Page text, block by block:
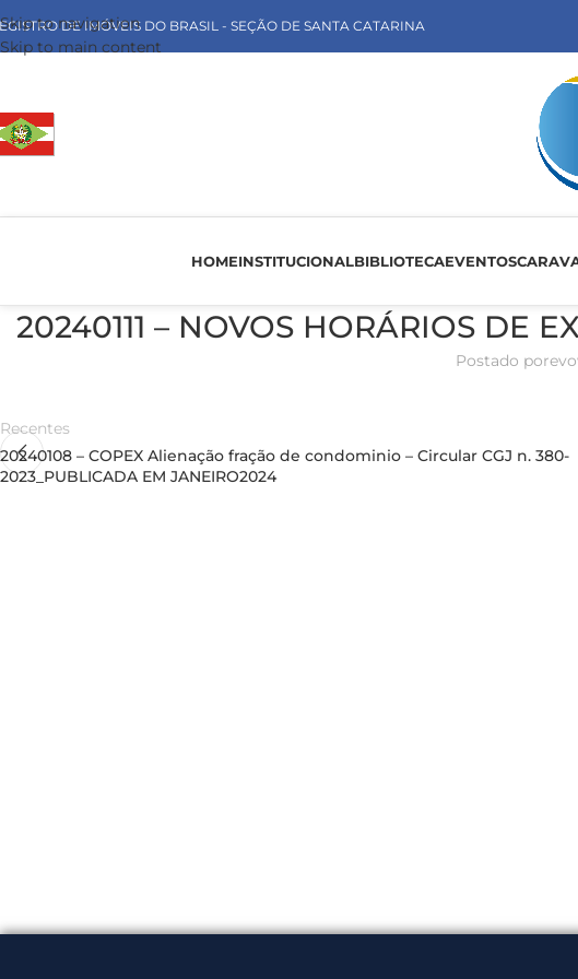
Skip to navigation
Skip to main content
DE IMÓVEIS DO BRASIL - SEÇÃO DE SANTA CATARINA
HOMEINSTITUCIONALBIBLIOTECAEVENTOS
20240111 – NOVOS HORÁRIOS DE
Postado por
Recentes
20240108 – COPEX Alienação fração de condominio – Circular CGJ n. 380-
2023_PUBLICADA EM JANEIRO2024